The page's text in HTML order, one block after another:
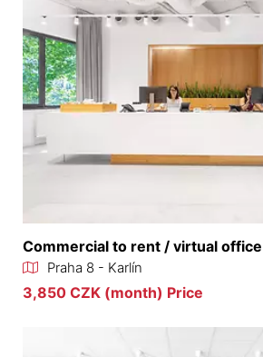
Commercial to rent / virtual
Praha 8 - Karlín
3,850 CZK (month) Price